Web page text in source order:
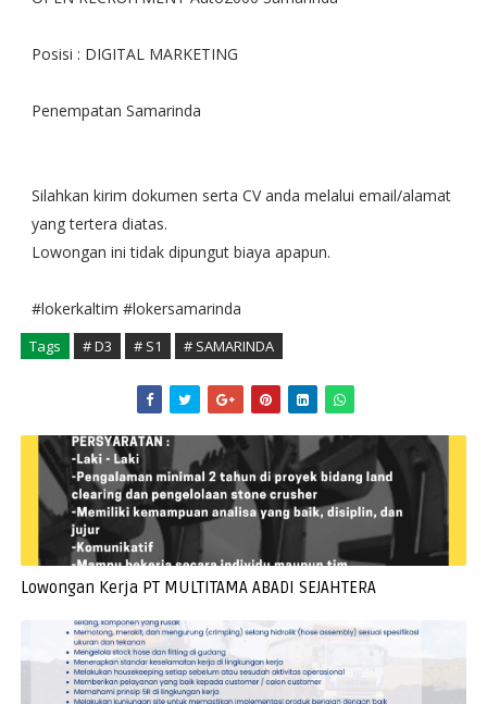
Posisi : DIGITAL MARKETING
Penempatan Samarinda
Silahkan kirim dokumen serta CV anda melalui email/alamat
yang tertera diatas.
Lowongan ini tidak dipungut biaya apapun.
#lokerkaltim #lokersamarinda
Tags # D3 # S1 # SAMARINDA
Lowongan Kerja PT MULTITAMA ABADI SEJAHTERA